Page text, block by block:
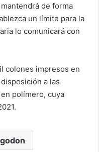
de forma
un límite para la
lo comunicará con
colones impresos en
a las
polímero, cuya